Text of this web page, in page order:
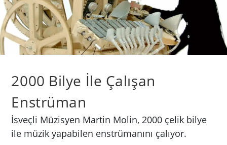
2000 Bilye İle Çalışan
Enstrüman
İsveçli Müzisyen Martin Molin, 2000 çelik bilye
ile müzik yapabilen enstrümanını çalıyor.